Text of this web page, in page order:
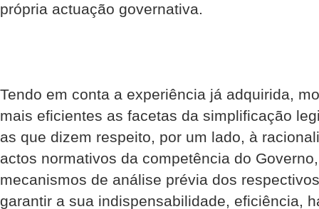
própria actuação governativa.
Tendo em conta a experiência já adquirida,
mais eficientes as facetas da simplificação
as que dizem respeito, por um lado, à
actos normativos da competência do
mecanismos de análise prévia dos
garantir a sua indispensabilidade, eficiência,